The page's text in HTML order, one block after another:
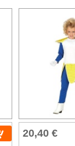
20,40 €